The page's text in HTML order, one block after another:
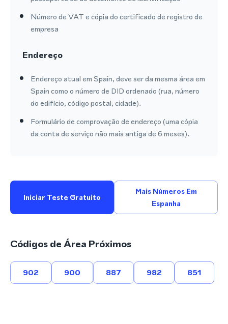
Número de VAT e cópia do certificado de registro de
empresa
Endereço
Endereço atual em Spain, deve ser da mesma área em
Spain como o número de DID ordenado (rua, número
do edifício, código postal, cidade).
Formulário de comprovação de endereço (uma cópia
da conta de serviço não mais antiga de 6 meses).
Iniciar Teste Gratuito
Mais Números Em
Espanha
Códigos de Área Próximos
902 900 887 982 851